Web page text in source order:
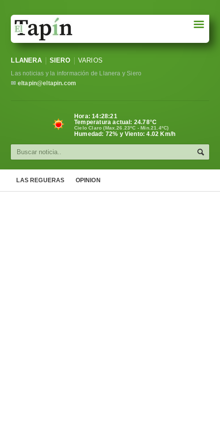
Sociedad
Política
Cultura
☰
LLANERA SIERO VARIOS
Las noticias y la información de Llanera y Siero
✉ eltapin@eltapin.com
Hora:14:28:22
Temperatura actual: 24.78°C
Cielo Claro (Max.26.23ºC - Min.21.4ºC)
Humedad: 72% y Viento: 4.02 Km/h
LAS REGUERAS OPINION